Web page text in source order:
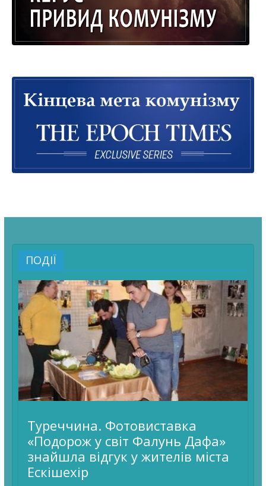
ПОДІЇ
Туреччина. Фотовиставка
«Подорож у світ Фалунь Дафа»
знайшла відгук у жителів міста
Ескішехір